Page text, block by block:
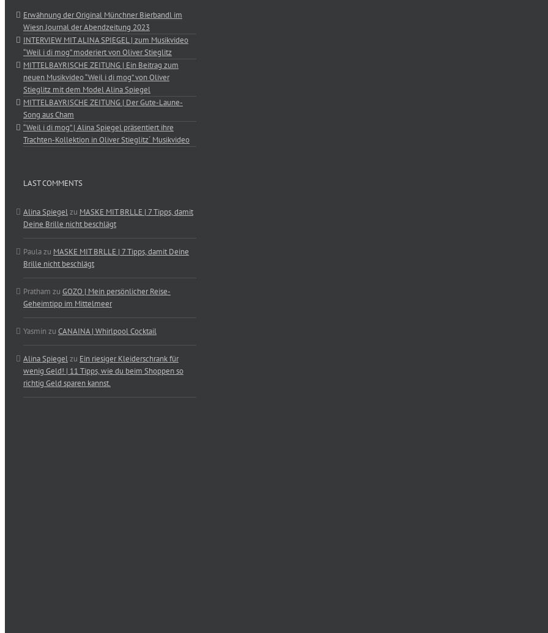
Erwähnung der Original Münchner Bierbandl im
Wiesn Journal der Abendzeitung 2023
INTERVIEW MIT ALINA SPIEGEL | zum Musikvideo
“Weil i di mog” moderiert von Oliver Stieglitz
MITTELBAYRISCHE ZEITUNG | Ein Beitrag zum
neuen Musikvideo “Weil i di mog” von Oliver
Stieglitz mit dem Model Alina Spiegel
MITTELBAYRISCHE ZEITUNG | Der Gute-Laune-
Song aus Cham
“Weil i di mog” | Alina Spiegel präsentiert ihre
Trachten-Kollektion in Oliver Stieglitz´ Musikvideo
LAST COMMENTS
Alina Spiegelzu MASKE MIT BRLLE | 7 Tipps, damit
Deine Brille nicht beschlägt
Paulazu MASKE MIT BRLLE | 7 Tipps, damit Deine
Brille nicht beschlägt
Pratham zu GOZO | Mein persönlicher Reise-
Geheimtipp im Mittelmeer
Yasmin zu CANAINA | Whirlpool Cocktail
Alina Spiegelzu Ein riesiger Kleiderschrank für
wenig Geld! | 11 Tipps, wie du beim Shoppen so
richtig Geld sparen kannst.